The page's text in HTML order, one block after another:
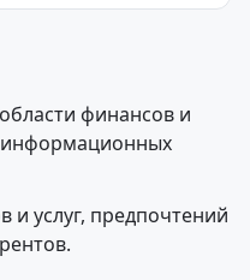
финансов и
информационных
и услуг, предпочтений